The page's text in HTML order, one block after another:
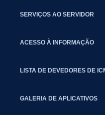
SERVIÇOS AO SERVIDOR
ACESSO À INFORMAÇÃO
LISTA DE DEVEDORES DE
GALERIA DE APLICATIVOS